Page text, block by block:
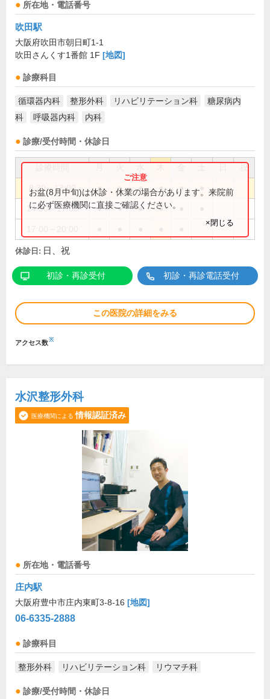
所在地・電話番号
吹田駅
大阪府吹田市朝日町1-1
吹田さんくす1番館 1F [地図]
診療科目
循環器内科 整形外科 リハビリテーション科
糖尿病内
科
呼吸器内科 内科
診療/受付時間・休診日
祝
8:30～13:00 ● ● ● ● ●
14:00～17:00 ● ● ● ●
お盆(8月中旬)は休診・休業の場合があります。来院前
に必ず医療機関に直接ご確認ください。
×閉じる
休診日: 日、祝
初診・再診受付 初診・再診電話受付
この医院の詳細をみる
アクセス数※
水沢整形外科
医療機関による 情報認証済み
所在地・電話番号
庄内駅
大阪府豊中市庄内東町3-8-16 [地図]
06-6335-2888
診療科目
整形外科 リハビリテーション科 リウマチ科
診療/受付時間・休診日